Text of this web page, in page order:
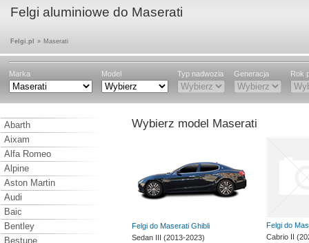
Felgi aluminiowe do Maserati
Felgi.pl » Maserati
Marka Model Typ nadwozia Generacja Rok
Abarth
Aixam
Alfa Romeo
Alpine
Aston Martin
Audi
Baic
Bentley
Bestune
Wybierz model Maserati
Felgi do Maserati Ghibli
Sedan III (2013-2023)
Felgi do
Cabrio II